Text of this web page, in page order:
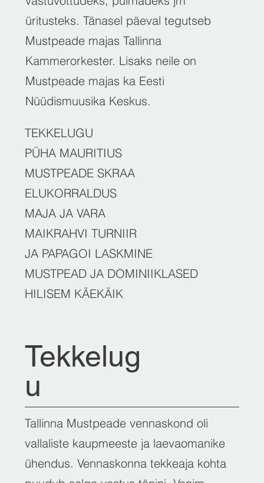
TEKKELUGU
PÜHA MAURITIUS
MUSTPEADE SKRAA
ELUKORRALDUS
MAJA JA VARA
MAIKRAHVI TURNIIR
JA PAPAGOI LASKMINE
MUSTPEAD JA DOMINIIKLASED
HILISEM KÄEKÄIK
üritusteks. Tänasel päeval tegutseb
Mustpeade majas Tallinna
Kammerorkester. Lisaks neile on
Mustpeade majas ka Eesti
Nüüdismuusika Keskus.
Tekkelug
u
Tallinna Mustpeade vennaskond oli
vallaliste kaupmeeste ja laevaomanike
ühendus. Vennaskonna tekkeaja kohta